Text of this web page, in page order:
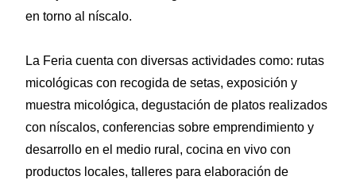
en torno al níscalo.
La Feria cuenta con diversas actividades como: rutas
micológicas con recogida de setas, exposición y
muestra micológica, degustación de platos realizados
con níscalos, conferencias sobre emprendimiento y
desarrollo en el medio rural, cocina en vivo con
productos locales, talleres para elaboración de